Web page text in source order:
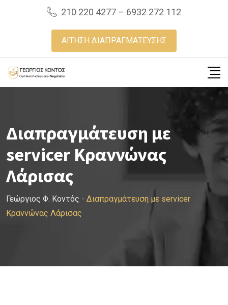
210 220 4277 – 6932 272 112
ΑΙΤΗΣΗ ΔΙΑΠΡΑΓΜΑΤΕΥΣΗΣ
Διαπραγμάτευση με
servicer Κραννώνας
Λάρισας
Γεώργιος Φ. Κοντός - Διαπραγμάτευση με servicer
Κραννώνας Λάρισας